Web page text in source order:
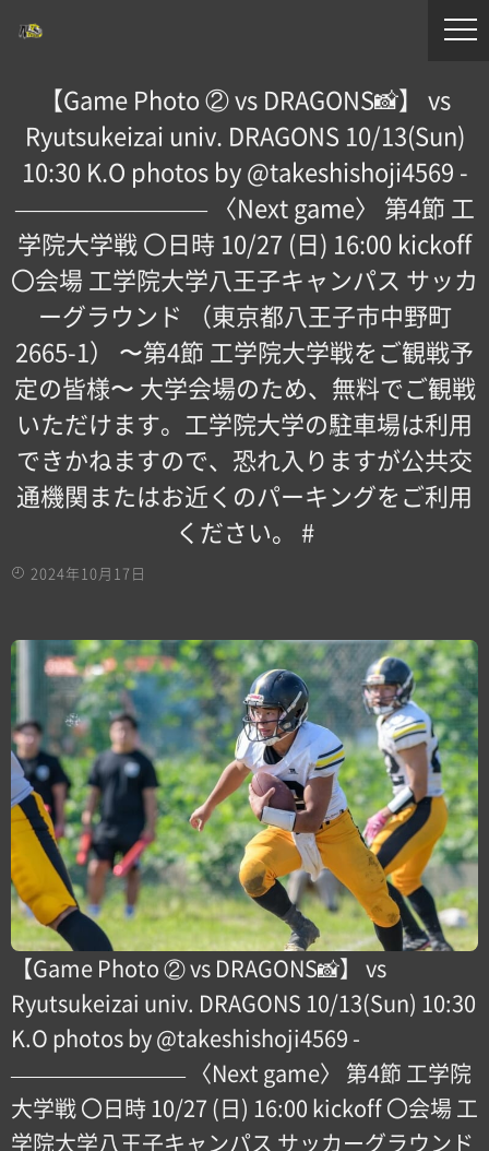
【Game Photo ② vs DRAGONS📸】 vs
Ryutsukeizai univ. DRAGONS 10/13(Sun)
10:30 K.O photos by @takeshishoji4569 -
———————— 〈Next game〉 第4節 工
学院大学戦 〇日時 10/27 (日) 16:00 kickoff
〇会場 工学院大学八王子キャンパス サッカ
ーグラウンド （東京都八王子市中野町
2665-1） 〜第4節 工学院大学戦をご観戦予
定の皆様〜 大学会場のため、無料でご観戦
いただけます。工学院大学の駐車場は利用
できかねますので、恐れ入りますが公共交
通機関またはお近くのパーキングをご利用
ください。 #
2024年10月17日
【Game Photo ② vs DRAGONS📸】 vs
Ryutsukeizai univ. DRAGONS 10/13(Sun) 10:30
K.O photos by @takeshishoji4569 -
———————— 〈Next game〉 第4節 工学院
大学戦 〇日時 10/27 (日) 16:00 kickoff 〇会場 工
学院大学八王子キャンパス サッカーグラウンド